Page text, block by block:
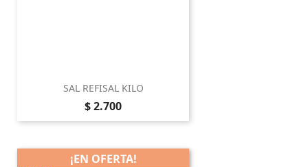
SAL REFISAL KILO
Precio
$ 2.700
¡EN OFERTA!